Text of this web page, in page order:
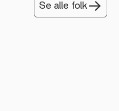
Se alle folk